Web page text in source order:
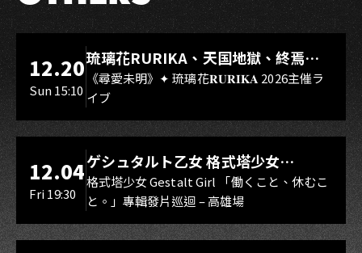
LIVE WAREHOUSE 小庫
12.20
Sun 15:10
琉璃花RURIKA、天国地獄、終焉
Rebirth、DUALIA、無我夢中、花奏
スマイル（O.A.）
《尋愛未明》✦ 琉璃花𝐑𝐔𝐑𝐈𝐊𝐀 2026主催ラ
イブ
LIVE WAREHOUSE 小庫
12.04
Fri 19:30
ゲシュタルト乙女 格式塔少女
Gestalt Girl
格式塔少女 Gestalt Girl 「働くこと、休むこ
と。」專輯發片巡迴 – 高雄場